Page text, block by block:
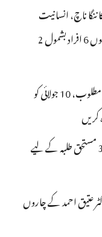
ننگا ناچ، انسانیت
شرمسار ، پو کسو کیس کے ملزم راجکمار کے ہاتھوں 6 افراد بشمول 2
اپولو فارمیسی میں ملازمتوں کے لیے درخواستیں مطلوب، 10 جولائی کو
کریں
شادی کے غیر ضروری اخراجات میں کمی، 300 مستحق طلبہ کے لیے
عتیق احمد کے چاروں